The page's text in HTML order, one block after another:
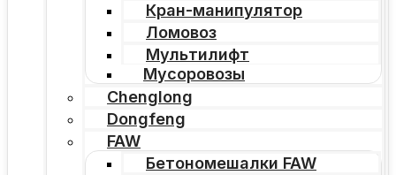
Кран-манипулятор
Ломовоз
Мультилифт
Мусоровозы
Chenglong
Dongfeng
FAW
Бетономешалки FAW